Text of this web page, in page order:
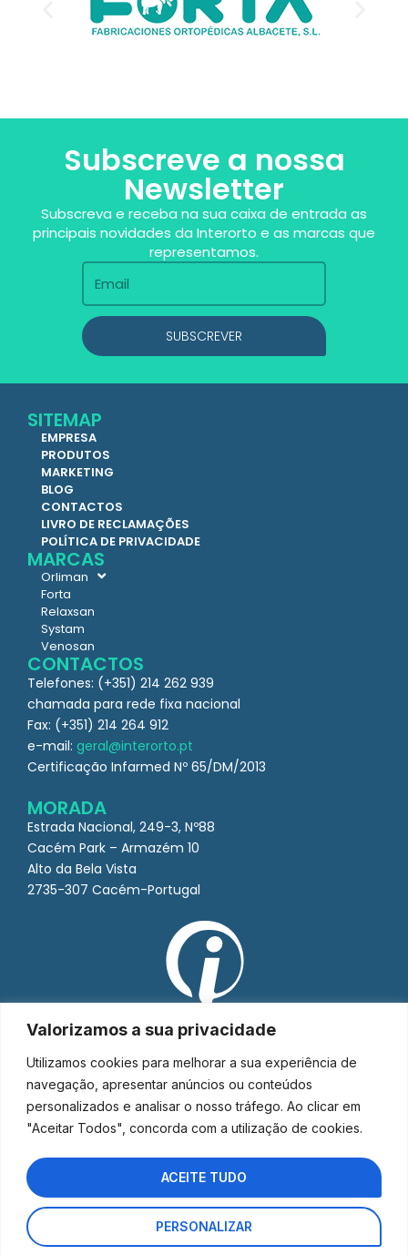
Valorizamos a sua privacidade
Utilizamos cookies para melhorar a sua experiência de
navegação, apresentar anúncios ou conteúdos
personalizados e analisar o nosso tráfego. Ao clicar em
"Aceitar Todos", concorda com a utilização de cookies.
PERSONALIZAR
ACEITE TUDO
Subscreve a nossa
Newsletter
Subscreva e receba na sua caixa de entrada as
principais novidades da Interorto e as marcas que
representamos.
SUBSCREVER
SITEMAP
EMPRESA
PRODUTOS
MARKETING
BLOG
CONTACTOS
LIVRO DE RECLAMAÇÕES
POLÍTICA DE PRIVACIDADE
MARCAS
Orliman
Forta
Relaxsan
Systam
Venosan
CONTACTOS
Telefones: (+351) 214 262 939
chamada para rede fixa nacional
Fax: (+351) 214 264 912
e-mail: geral@interorto.pt
Certificação Infarmed Nº 65/DM/2013
MORADA
Estrada Nacional, 249-3, Nº88
Cacém Park – Armazém 10
Alto da Bela Vista
2735-307 Cacém-Portugal
Interorto © 2026 - Todos os direitos reservados.